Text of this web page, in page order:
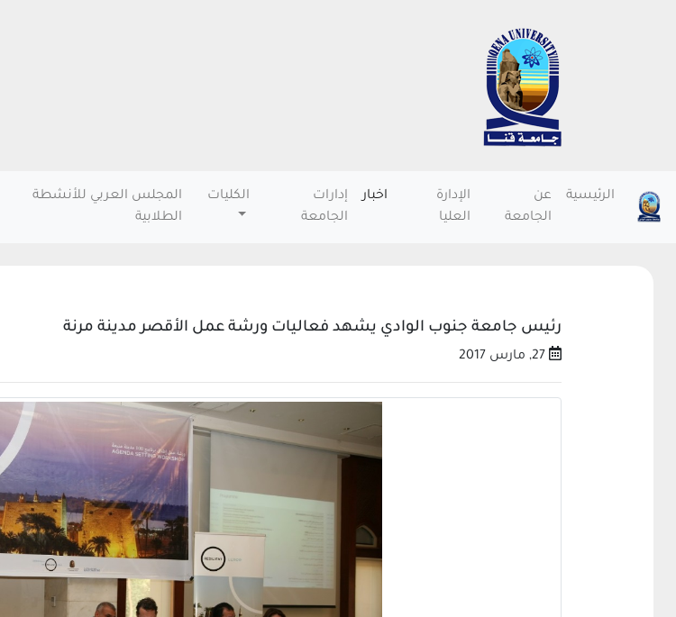
الرئيسية
عن
الجامعة
الإدارة
العليا
اخبار
إدارات
الجامعة
الكليات
المجلس العربي للأنشطة
الطلابية
رئيس جامعة جنوب الوادي يشهد فعاليات ورشة عمل الأقصر مدينة مرنة